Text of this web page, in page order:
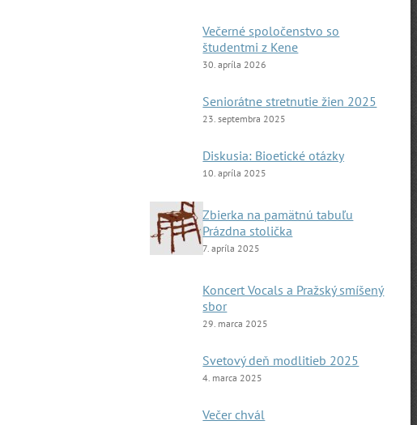
Večerné spoločenstvo so
študentmi z Kene
30. apríla 2026
Seniorátne stretnutie žien 2025
23. septembra 2025
Diskusia: Bioetické otázky
10. apríla 2025
Zbierka na pamätnú tabuľu
Prázdna stolička
7. apríla 2025
Koncert Vocals a Pražský smíšený
sbor
29. marca 2025
Svetový deň modlitieb 2025
4. marca 2025
Večer chvál